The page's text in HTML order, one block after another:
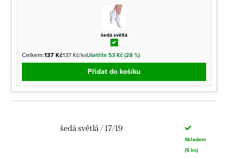
šedá světlá
Celkem:137 Kč137 Kč/ksUšetříte 53 Kč (28 %)
Přidat do košíku
šedá světlá / 17/19
Skladem
(5 ks)